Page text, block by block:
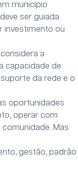
município
ser guiada
investimento ou
a
capacidade de
da rede e o
oportunidades
operar com
Mas
gestão, padrão